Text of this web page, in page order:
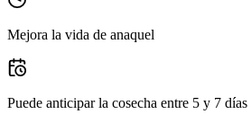
Mejora la vida de anaquel
Puede anticipar la cosecha entre 5 y 7 días